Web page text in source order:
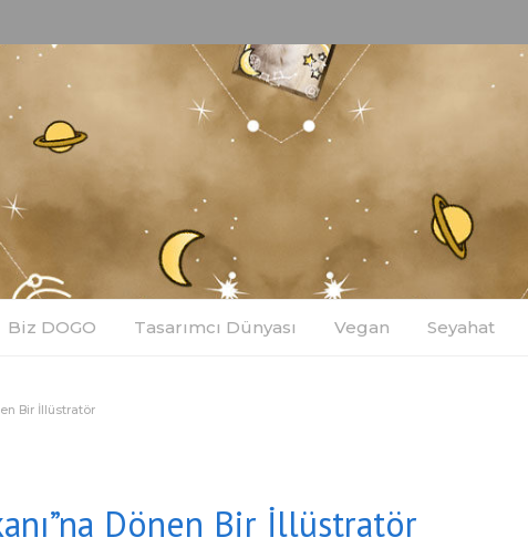
Biz DOGO Tasarımcı Dünyası Vegan Seyahat
Bir İllüstratör
Dönen Bir İllüstratör